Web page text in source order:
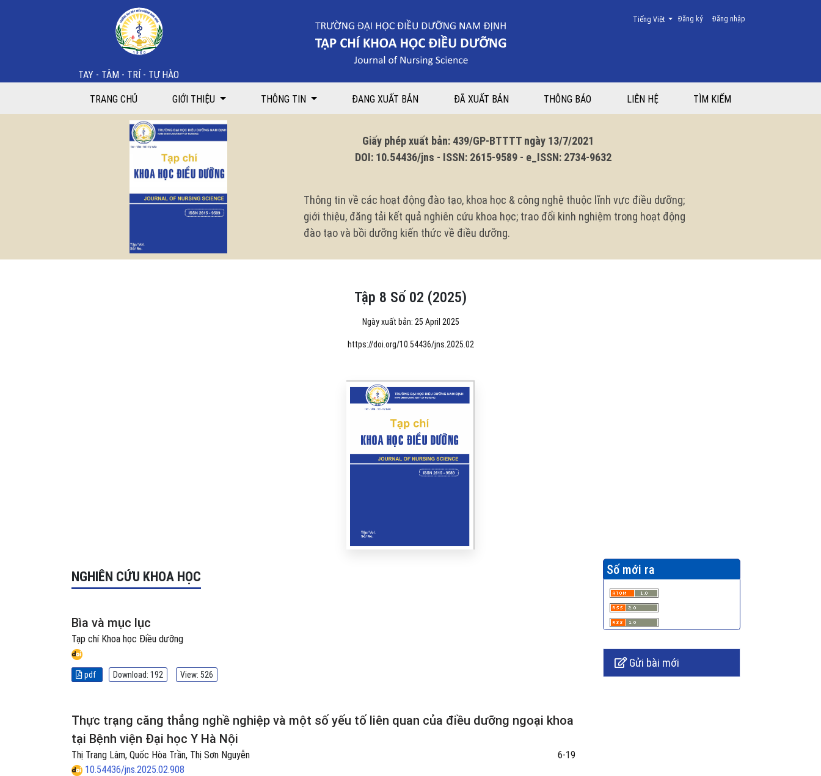
Tập 8 Số 02 (2025)
TAY - TÂM - TRÍ - TỰ HÀO
Đăng ký Đăng nhập
Thay đổi ngôn ngữ. Ngôn ngữ hiện tại là:
Tiếng Việt
TRANG CHỦ GIỚI THIỆU THÔNG TIN ĐANG XUẤT BẢN ĐÃ XUẤT BẢN THÔNG BÁO LIÊN HỆ TÌM KIẾM
Giấy phép xuất bản: 439/GP-BTTTT ngày 13/7/2021
DOI: 10.54436/jns - ISSN: 2615-9589 - e_ISSN: 2734-9632
Thông tin về các hoạt động đào tạo, khoa học & công nghệ thuộc lĩnh vực điều dưỡng;
giới thiệu, đăng tải kết quả nghiên cứu khoa học; trao đổi kinh nghiệm trong hoạt động
đào tạo và bồi dưỡng kiến thức về điều dưỡng.
Tập 8 Số 02 (2025)
Ngày xuất bản: 25 April 2025
https://doi.org/10.54436/jns.2025.02
NGHIÊN CỨU KHOA HỌC
Bìa và mục lục
Tạp chí Khoa học Điều dưỡng
pdf Download: 192 View: 526
Thực trạng căng thẳng nghề nghiệp và một số yếu tố liên quan của điều dưỡng ngoại khoa
tại Bệnh viện Đại học Y Hà Nội
Thị Trang Lâm, Quốc Hòa Trần, Thị Sơn Nguyễn
6-19
10.54436/jns.2025.02.908
Số mới ra
Gửi bài mới